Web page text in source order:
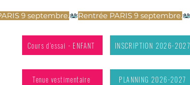
Cours d'essai - ENFANT INSCRIPTION 2026-2027
Tenue vestimentaire PLANNING 2026-2027